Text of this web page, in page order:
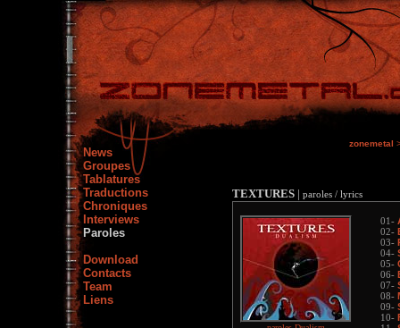
News
Groupes
Tablatures
Traductions
Chroniques
Interviews
Paroles
Download
Contacts
Team
Liens
zonemetal
TEXTURES | paroles / lyrics
01-
02-
03-
04-
05-
06-
07-
08-
09-
10-